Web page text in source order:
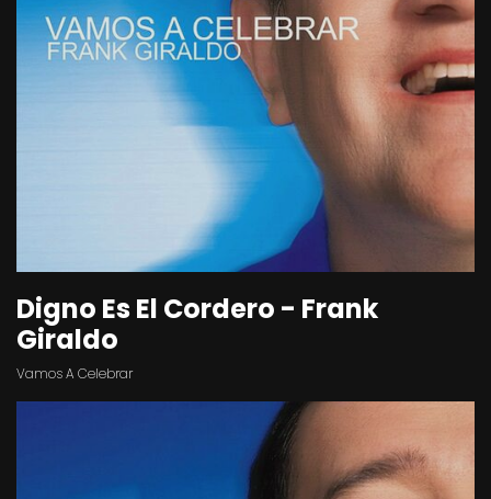
Digno Es El Cordero - Frank
Giraldo
Vamos A Celebrar